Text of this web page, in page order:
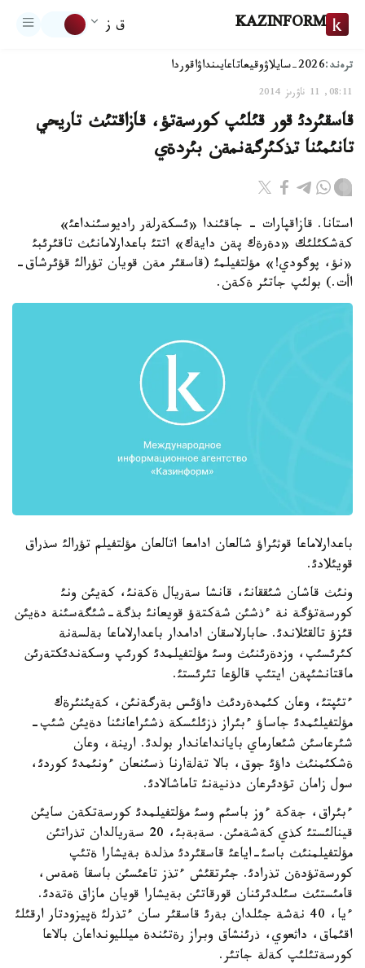
KAZINFORM ق ز
ترەند:2026-سايلاۋ وقيعاتاعايىنداۋاقوردا
08:11, 11 ناۋرىز 2014
قاسقئردئ قور قئلئپ كورسةتؤ، قازاقتئث تاريحي
تانئمئنا تذكئرگةنمةن بئردةي
استانا. قازاقپارات - جاقئندا «ئسكةرلةر راديوسئنداعئ»
كةشكئلئك «دةرةك پةن دايةك» اتتئ باعدارلامانئث تاقئرئبئ
«نؤ، پوگودي!» مؤلتفيلمئ (قاسقئر مةن قويان تؤرالئ قؤئرشاق-
اأت.) بولئپ جاتئر ةكةن.
باعدارلاماعا قوثئراؤ شالعان ادامعا اتالعان مؤلتفيلم تؤرالئ سذراق
قويئلادئ.
ونئث قاشان شئققانئ، قانشا سةريال ةكةنئ، كةيئن ونئ
كورسةتؤگة نة ءذشئن شةكتةؤ قويعانئ بذگة-شئگةسئنة دةيئن
قئزؤ تالقئلاندئ. حابارلاسقان ادامدار باعدارلاماعا بةلسةنة
كئرئسئپ، وزدةرئنئث وسئ مؤلتفيلمدئ كورئپ وسكةندئكتةرئن
ماقتانشئپةن ايتئپ قالؤعا تئرئستئ.
ءتئپتئ، وعان كئمدةردئث داؤئس بةرگةنئن، كةيئنئرةك
مؤلتفيلئمدئ جاساؤ ءبئراز ذزئلئسكة ذشئراعانئنا دةيئن شئپ-
شئرعاسئن شئعارماي بايانداعاندار بولدئ. ارينة، وعان
ةشكئمنئث داؤئ جوق، بالا تةلةارنا ذسئنعان ءونئمدئ كوردئ،
سول زامان تؤدئرعان دذنيةنئ تاماشالادئ.
ءبئراق، جةكة ءوز باسئم وسئ مؤلتفيلمدئ كورسةتكةن سايئن
قينالئستئ كذي كةشةمئن. سةبةبئ، 20 سةريالدان تذراتئن
مؤلتفيلمنئث باسئ-اياعئ قاسقئردئ مذلدة بةيشارا ةتئپ
كورسةتؤدةن تذرادئ. جئرتقئش ءتذز تاعئسئن باسقا ةمةس،
قامئستئث سئلدئرئنان قورقاتئن بةيشارا قويان مازاق ةتةدئ.
ءيا، 40 نةشة جئلدان بةرئ قاسقئر سان ءتذرلئ ةپيزودتار ارقئلئ
اقئماق، داثعوي، ذرئنشاق وبراز رةتئندة ميلليونداعان بالاعا
كورسةتئلئپ كةلة جاتئر.